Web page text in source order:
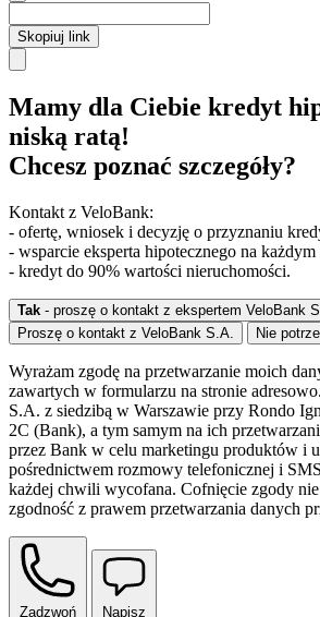
Skopiuj link
Mamy dla Ciebie kredyt
niską ratą!
Chcesz poznać szczegóły?
Kontakt z VeloBank:
- ofertę, wniosek i decyzję o przyznaniu
- wsparcie eksperta hipotecznego na
- kredyt do 90% wartości nieruchomości.
Tak - proszę o kontakt z ekspertem VeloBank
Proszę o kontakt z VeloBank S.A.
Nie
Wyrażam zgodę na przetwarzanie moich
zawartych w formularzu na stronie
S.A. z siedzibą w Warszawie przy Rondo
2C (Bank), a tym samym na ich
przez Bank w celu marketingu produktów i
pośrednictwem rozmowy telefonicznej i
każdej chwili wycofana. Cofnięcie zgody
zgodność z prawem przetwarzania danych
Zadzwoń Napisz